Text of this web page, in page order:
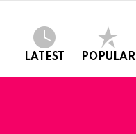
LATEST POPULAR